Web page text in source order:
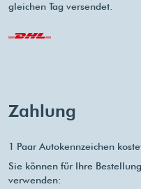
gleichen Tag versendet.
Zahlung
1 Paar Autokennzeichen
Sie können für Ihre
verwenden: